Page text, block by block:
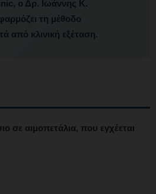
ο Δρ. Ιωάννης Κ.
τη μέθοδο
από κλινική εξέταση.
σε αιμοπετάλια, που εγχέεται